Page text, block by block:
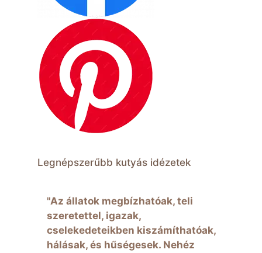
Legnépszerűbb kutyás idézetek
"Az állatok megbízhatóak, teli
szeretettel, igazak,
cselekedeteikben kiszámíthatóak,
hálásak, és hűségesek. Nehéz